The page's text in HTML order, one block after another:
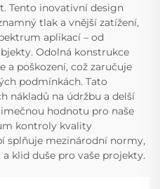
Tento inovativní design
tlak a vnější zatížení,
aplikací – od
Odolná konstrukce
poškození, což zaručuje
podmínkách. Tato
nákladů na údržbu a delší
hodnotu pro naše
kontroly kvality
splňuje mezinárodní normy,
klid duše pro vaše projekty.